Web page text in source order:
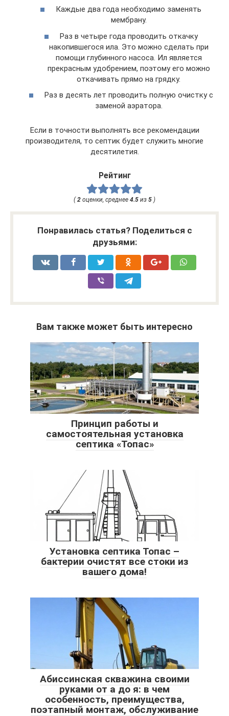
Каждые два года необходимо заменять
мембрану.
Раз в четыре года проводить откачку
накопившегося ила. Это можно сделать при
помощи глубинного насоса. Ил является
прекрасным удобрением, поэтому его можно
откачивать прямо на грядку.
Раз в десять лет проводить полную очистку с
заменой аэратора.
Если в точности выполнять все рекомендации
производителя, то септик будет служить многие
десятилетия.
Рейтинг
(2 оценки, среднее 4.5 из 5 )
Понравилась статья? Поделиться с
друзьями:
Вам также может быть интересно
Принцип работы и
самостоятельная установка
септика «Топас»
Установка септика Топас –
бактерии очистят все стоки из
вашего дома!
Абиссинская скважина своими
руками от а до я: в чем
особенность, преимущества,
поэтапный монтаж, обслуживание